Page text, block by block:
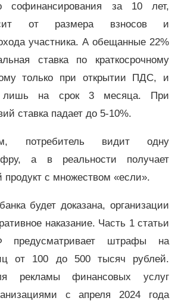
софинансирования за 10 лет,
от размера взносов и
участника. А обещанные 22%
ставка по краткосрочному
только при открытии ПДС, и
лишь на срок 3 месяца. При
ставка падает до 5-10%.
потребитель видит одну
а в реальности получает
продукт с множеством «если».
будет доказана, организации
наказание. Часть 1 статьи
штрафы на
от 100 до 500 тысяч рублей.
рекламы финансовых услуг
с апреля 2024 года